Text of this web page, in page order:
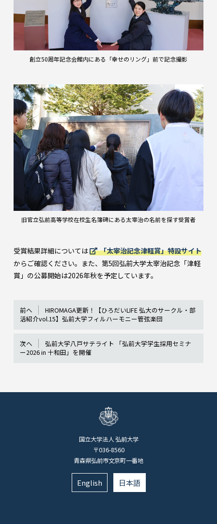
創立50周年記念会館内にある「幸せのリング」前で記念撮影
旧官立弘前高等学校在校生名簿碑にある太宰治の名前を探す受賞者
受賞結果詳細については
「太宰治記念津軽賞」特設サイト
からご確認ください。また、第5回弘前大学太宰治記念「津軽
賞」の公募開始は2026年秋を予定しています。
前へ
HIROMAGA更新！【ひろだいLIFE 弘大のサークル・部
活紹介vol.15】弘前大学フィルハーモニー管弦楽団
次へ
弘前大学八戸サテライト 「弘前大学学生採用セミナ
ー2026 in 十和田」を開催
国立大学法人 弘前大学
〒036-8560
青森県弘前市文京町一番地
English 日本語